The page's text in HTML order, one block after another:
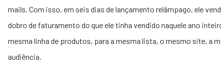
mails. Com isso, em seis dias de lançamento relâmpago, ele
dobro de faturamento do que ele tinha vendido naquele ano
mesma linha de produtos, para a mesma lista, o mesmo site, a
audiência.